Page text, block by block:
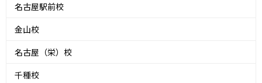
名古屋駅前校
金山校
名古屋（栄）校
千種校